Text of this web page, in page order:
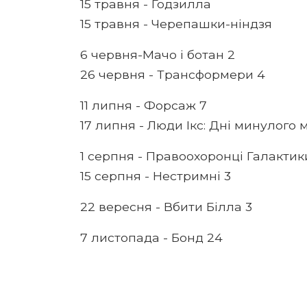
15 травня - Годзилла
15 травня - Черепашки-ніндзя
6 червня-Мачо і ботан 2
26 червня - Трансформери 4
11 липня - Форсаж 7
17 липня - Люди Ікс: Дні минулого
1 серпня - Правоохоронці
15 серпня - Нестримні 3
22 вересня - Вбити Білла 3
7 листопада - Бонд 24